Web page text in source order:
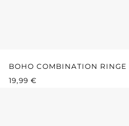
BOHO COMBINATION
REGULÄRER PREIS:
19,99 €